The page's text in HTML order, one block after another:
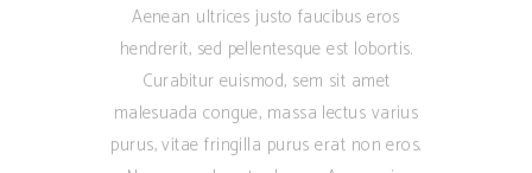
Aenean ultrices justo faucibus eros
hendrerit, sed pellentesque est lobortis.
Curabitur euismod, sem sit amet
malesuada congue, massa lectus varius
purus, vitae fringilla purus erat non eros.